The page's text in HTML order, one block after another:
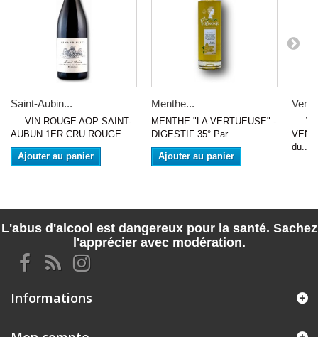
Saint-Aubin...
VIN ROUGE AOP SAINT-
AUBUN 1ER CRU ROUGE...
Ajouter au panier
Menthe...
MENTHE "LA VERTUEUSE" -
DIGESTIF 35° Par...
Ajouter au panier
VIN
du...
L'abus d'alcool est dangereux pour la santé. Sachez
l'apprécier avec modération.
Informations